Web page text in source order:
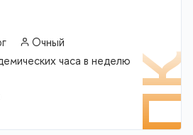
Очный
часа в неделю